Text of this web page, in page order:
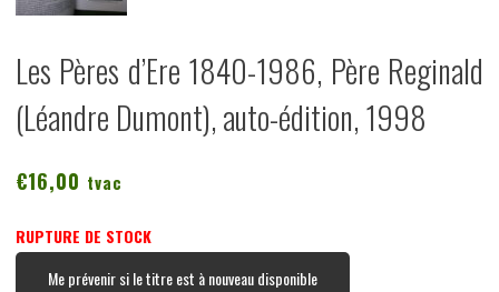
Les Pères d’Ere 1840-1986, Père Reginald
(Léandre Dumont), auto-édition, 1998
€16,00 tvac
RUPTURE DE STOCK
Me prévenir si le titre est à nouveau disponible